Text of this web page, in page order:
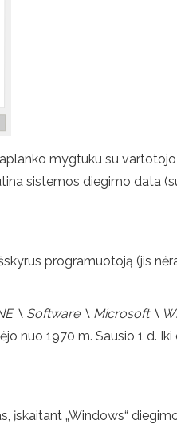
mygtuku su
sistemos diegimo data
programuotoją (jis
\ Software \ Microsoft \
nuo 1970 m. Sausio 1 d.
įskaitant „Windows“